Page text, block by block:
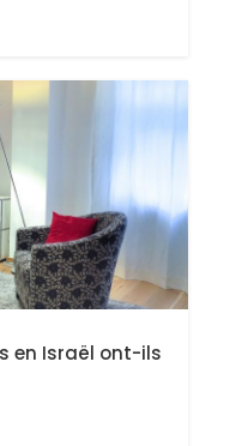
en Israël ont-ils